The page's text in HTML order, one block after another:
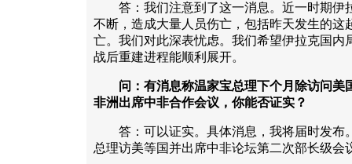
答：我们注意到了这一消息。近一时期伊
不断，造成大量人员伤亡，包括昨天发生的这
亡。我们对此深表忧虑。我们希望伊拉克国内
战后重建进程能顺利展开。
问：有消息称温家宝总理下个月除访问美
非洲出席中非合作会议，你能否证实？
答：可以证实。具体消息，我将届时发布
总理访美等国并出席中非论坛第二次部长级会